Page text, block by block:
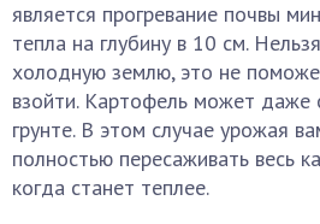
является прогревание почвы
тепла на глубину в 10 см.
холодную землю, это не
взойти. Картофель может даже
грунте. В этом случае урожая
полностью пересаживать весь
когда станет теплее.